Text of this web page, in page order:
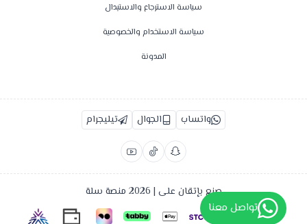
سياسة الاسترجاع والاستبدال
سياسة الاستخدام والخصوصية
المدونة
واتساب الجوال تيليجرام
صنع بإتقان على | 2026 منصة سلة
تواصل معنا